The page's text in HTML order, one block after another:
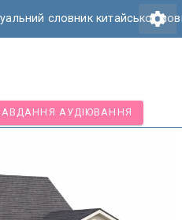
словник китайської
settings
ЗАВДАННЯ АУДІЮВАННЯ